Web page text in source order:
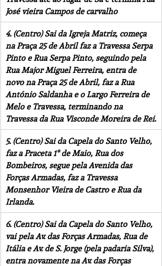
José vieira Campos de carvalho
4. (Centro) Sai da Igreja Matriz, começa
na Praça 25 de Abril faz a Travessa Serpa
Pinto e Rua Serpa Pinto, seguindo pela
Rua Major Miguel Ferreira, entra de
novo na Praça 25 de Abril, faz a Rua
António Saldanha e o Largo Ferreira de
Melo e Travessa, terminando na
Travessa da Rua Visconde Moreira de Rei.
5. (Centro) Sai da Capela do Santo Velho,
faz a Praceta 1º de Maio, Rua dos
Bombeiros, segue pela Avenida das
Forças Armadas, faz a Travessa
Monsenhor Vieira de Castro e Rua da
Irlanda.
6. (Centro) Sai da Capela do Santo Velho,
vai pela Av. das Forças Armadas, Rua de
Itália e Av. de S. Jorge (pela padaria Silva),
entra novamente na Av. das Forças